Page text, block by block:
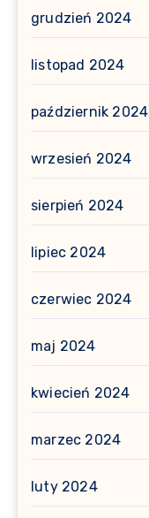
grudzień 2024
listopad 2024
październik 2024
wrzesień 2024
sierpień 2024
lipiec 2024
czerwiec 2024
maj 2024
kwiecień 2024
marzec 2024
luty 2024